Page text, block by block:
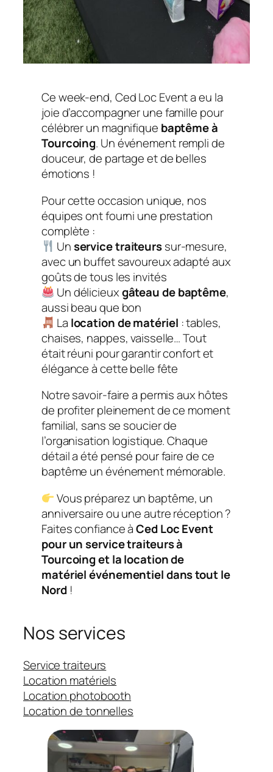
Ce week-end, Ced Loc Event a eu la
joie d’accompagner une famille pour
célébrer un magnifique baptême à
Tourcoing. Un événement rempli de
douceur, de partage et de belles
émotions !
Pour cette occasion unique, nos
équipes ont fourni une prestation
complète :
Unservice traiteurssur-mesure,
avec un buffet savoureux adapté aux
goûts de tous les invités
Un délicieuxgâteau de baptême,
aussi beau que bon
La location de matériel : tables,
chaises, nappes, vaisselle… Tout
était réuni pour garantir confort et
élégance à cette belle fête
Notre savoir-faire a permis aux hôtes
de profiter pleinement de ce moment
familial, sans se soucier de
l’organisation logistique. Chaque
détail a été pensé pour faire de ce
baptême un événement mémorable.
Vous préparez un baptême, un
anniversaire ou une autre réception ?
Faites confiance àCed Loc Event
pour un service traiteurs à
Tourcoing et la location de
matériel événementiel dans tout le
Nord!
Nos services
Service traiteurs
Location matériels
Location photobooth
Location de tonnelles